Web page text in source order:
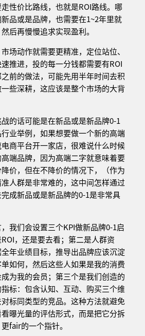
性价比路线，也就是ROI路线。哪
品或是品牌，也需要在1~2年里就
后再慢慢追求实现盈利。
场动作就需要更精准，定位站位、
推进，投的每一分钱都需要有ROI
前的做法，可能先用半年时间去积
些深耕，这应该是整个市场的大背
的话可能是在新品或是新品牌0-1
业举例，如果想要做一个新的高端
商平台开一家店，很难说什么时候
端品牌，因为高端二字就意味着要
价，但在不降价的情况下，（作为
人群是非常难的，这中间怎样通过
成新品或是新品牌的0-1是非常具
我们会设置三个KPI做新品牌0-1启
，还是要去看；第二是人群资
年业绩目标，推导出品牌应该沉淀
如何，然后这些人如果是我的消费
为我的会员；第三个是我们创造的
标：包含认知、互动、购买三个维
标同类型的竞品。这种方法就避免
曝光量的评估形式，而是把它分拆
fair的一个指针。